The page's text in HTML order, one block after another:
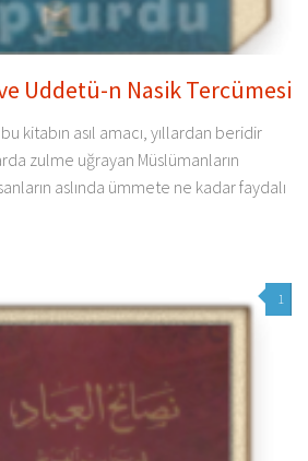
Uddetü-n Nasik Tercümesi
kitabın asıl amacı, yıllardan beridir
zulme uğrayan Müslümanların
aslında ümmete ne kadar faydalı
1